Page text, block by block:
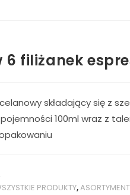
6 filiżanek
składający się z
100ml wraz z
PRODUKTY,ASORTYMENT